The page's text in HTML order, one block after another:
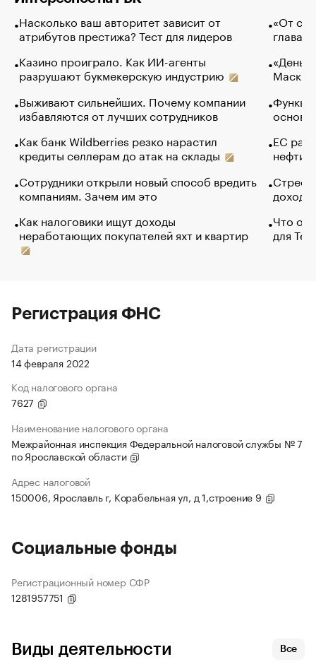
Насколько ваш авторитет зависит от
атрибутов престижа? Тест для лидеров
Казино проиграло. Как ИИ-агенты
разрушают букмекерскую индустрию
Выживают сильнейших. Почему компании
избавляются от лучших сотрудников
Как банк Wildberries резко нарастил
кредиты селлерам до атак на склады
Сотрудники открыли новый способ вредить
компаниям. Зачем им это
Как налоговики ищут доходы
неработающих покупателей яхт и квартир
«От
глава
Маск в
основ
ЕС
нефти
Что
для
Регистрация ФНС
Дата регистрации
14 февраля 2022
Код налогового органа
7627
Наименование налогового органа
Межрайонная инспекция Федеральной налоговой службы № 7
по Ярославской области
Адрес налоговой
150006, Ярославль г, Корабельная ул, д 1,строение 9
Социальные фонды
Регистрационный номер СФР
1281957751
Виды деятельности Все